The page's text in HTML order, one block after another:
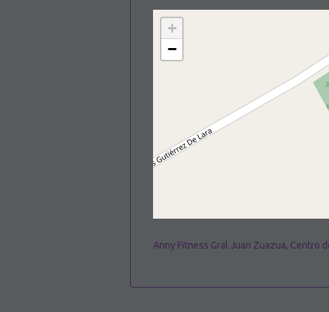
+
−
Anny Fitness Gral Juan Zuazua, Centro